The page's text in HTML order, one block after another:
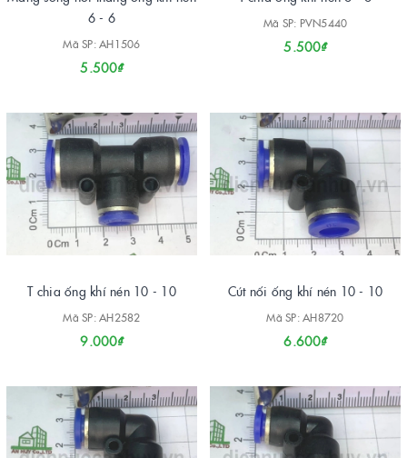
6 - 6
Mã SP: AH1506
5.500₫
Mã SP: PVN5440
5.500₫
T chia ống khí nén 10 - 10
Mã SP: AH2582
9.000₫
Cút nối ống khí nén 10 - 10
Mã SP: AH8720
6.600₫